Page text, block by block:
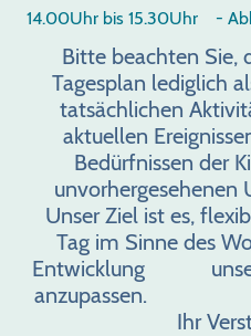
14.00Uhr bis 15.30Uhr -
Bitte beachten Sie,
Tagesplan lediglich
tatsächlichen
aktuellen
Bedürfnissen der
unvorhergesehenen
Unser Ziel ist es,
Tag im Sinne des
Entwicklung
anzupassen.
Ihr